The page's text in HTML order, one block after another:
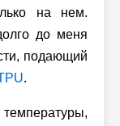
на нем.
до меня
подающий
.